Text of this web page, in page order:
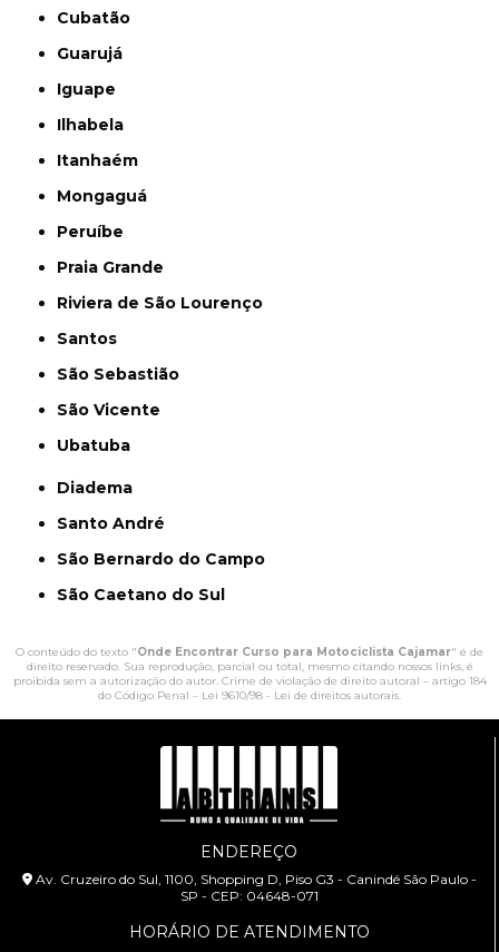
Cubatão
Guarujá
Iguape
Ilhabela
Itanhaém
Mongaguá
Peruíbe
Praia Grande
Riviera de São Lourenço
Santos
São Sebastião
São Vicente
Ubatuba
Diadema
Santo André
São Bernardo do Campo
São Caetano do Sul
O conteúdo do texto "Onde Encontrar Curso para Motociclista Cajamar" é de
direito reservado. Sua reprodução, parcial ou total, mesmo citando nossos links, é
proibida sem a autorização do autor. Crime de violação de direito autoral – artigo 184
do Código Penal – Lei 9610/98 - Lei de direitos autorais.
ENDEREÇO
Av. Cruzeiro do Sul, 1100, Shopping D, Piso G3 - Canindé São Paulo -
SP - CEP: 04648-071
HORÁRIO DE ATENDIMENTO